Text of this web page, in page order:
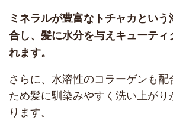
ミネラルが豊富なトチャカとい
合し、髪に水分を与えキューティ
れます。
さらに、水溶性のコラーゲンも
ため髪に馴染みやすく洗い上が
ります。